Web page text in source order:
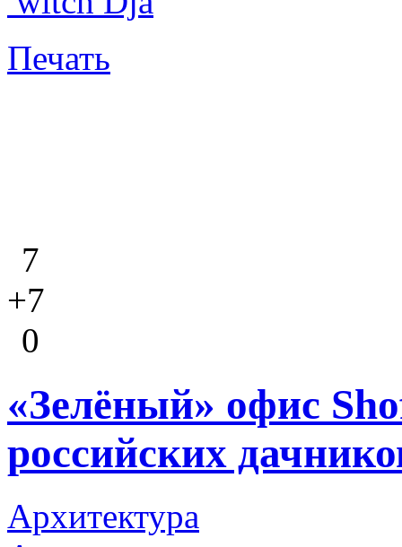
Печать
7
+7
0
«Зелёный» офис
российских
Архитектура